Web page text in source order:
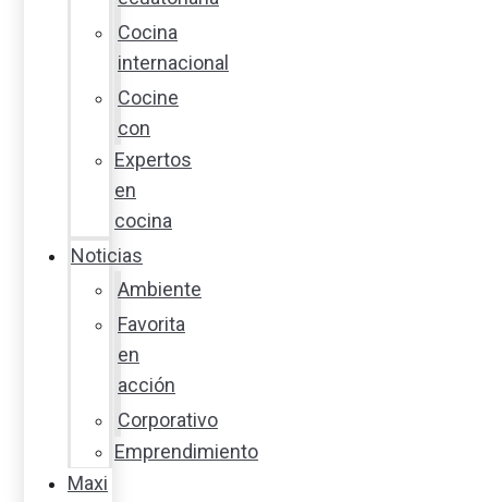
Cocina
internacional
Cocine
con
Expertos
en
cocina
Noticias
Ambiente
Favorita
en
acción
Corporativo
Emprendimiento
Maxi